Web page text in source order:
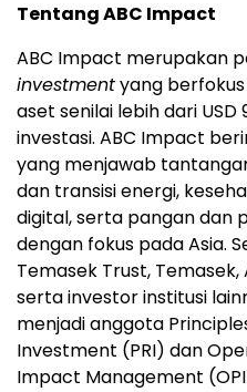
Tentang ABC Impact
ABC Impact merupakan
investmentyang
aset senilai lebih dari
investasi. ABC Impact
yang menjawab
dan transisi energi,
digital, serta pangan dan
dengan fokus pada Asia.
Temasek Trust,
serta investor institusi
menjadi anggota
Investment (PRI) dan
Impact Management